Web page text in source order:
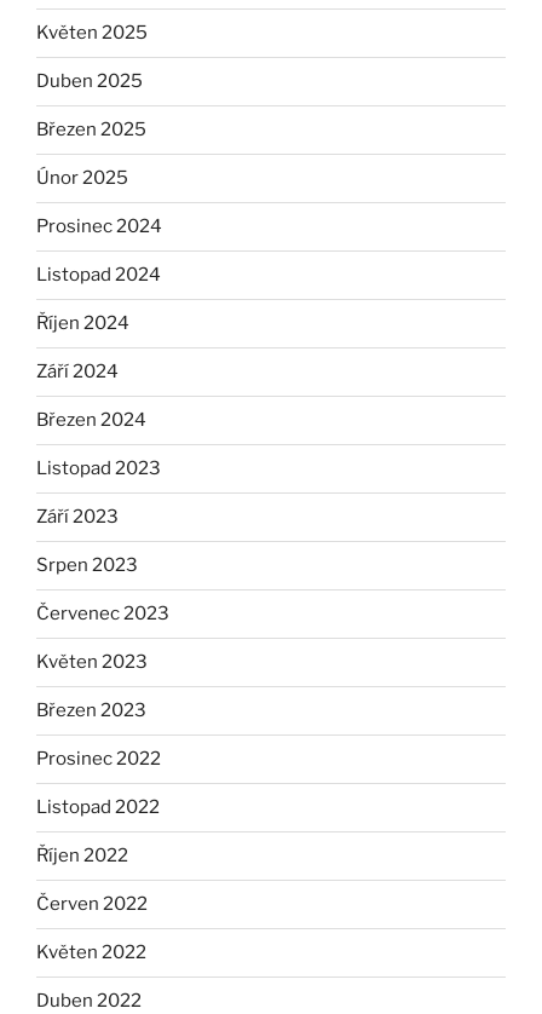
Květen 2025
Duben 2025
Březen 2025
Únor 2025
Prosinec 2024
Listopad 2024
Říjen 2024
Září 2024
Březen 2024
Listopad 2023
Září 2023
Srpen 2023
Červenec 2023
Květen 2023
Březen 2023
Prosinec 2022
Listopad 2022
Říjen 2022
Červen 2022
Květen 2022
Duben 2022